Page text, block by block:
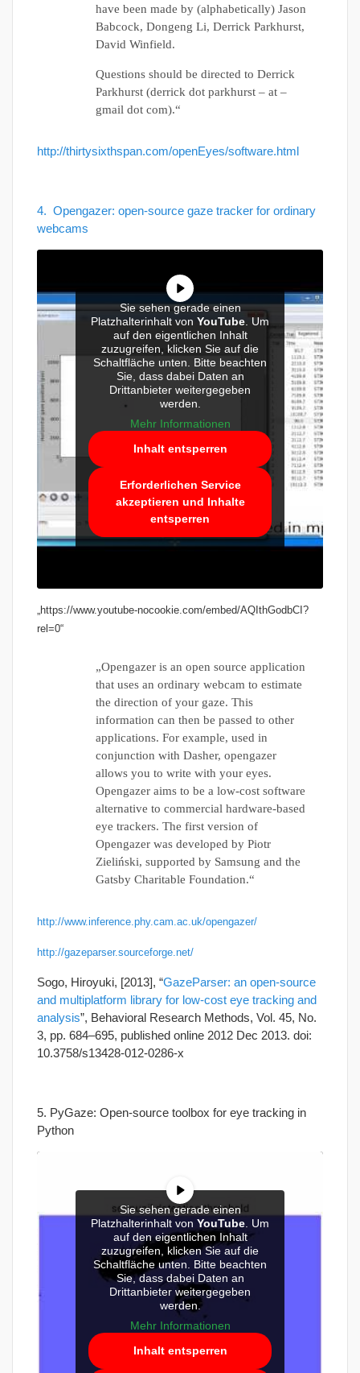
have been made by (alphabetically) Jason
Babcock, Dongeng Li, Derrick Parkhurst,
David Winfield.
Questions should be directed to Derrick
Parkhurst (derrick dot parkhurst – at –
gmail dot com).“
http://thirtysixthspan.com/openEyes/software.html
4. Opengazer: open-source gaze tracker for ordinary
webcams
Sie sehen gerade einen
Platzhalterinhalt von YouTube . Um
auf den eigentlichen Inhalt
zuzugreifen, klicken Sie auf die
Schaltfläche unten. Bitte beachten
Sie, dass dabei Daten an
Drittanbieter weitergegeben
werden.
Mehr Informationen
Inhalt entsperren
Erforderlichen Service
akzeptieren und Inhalte
entsperren
„https://www.youtube-nocookie.com/embed/AQIthGodbCI?
rel=0“
„Opengazer is an open source application
that uses an ordinary webcam to estimate
the direction of your gaze. This
information can then be passed to other
applications. For example, used in
conjunction with Dasher, opengazer
allows you to write with your eyes.
Opengazer aims to be a low-cost software
alternative to commercial hardware-based
eye trackers. The first version of
Opengazer was developed by Piotr
Zieliński, supported by Samsung and the
Gatsby Charitable Foundation.“
http://www.inference.phy.cam.ac.uk/opengazer/
http://gazeparser.sourceforge.net/
Sogo, Hiroyuki, [2013], “GazeParser: an open-source
and multiplatform library for low-cost eye tracking and
analysis”, Behavioral Research Methods, Vol. 45, No.
3, pp. 684–695, published online 2012 Dec 2013. doi:
10.3758/s13428-012-0286-x
5. PyGaze: Open-source toolbox for eye tracking in
Python
Sie sehen gerade einen
Platzhalterinhalt von YouTube . Um
auf den eigentlichen Inhalt
zuzugreifen, klicken Sie auf die
Schaltfläche unten. Bitte beachten
Sie, dass dabei Daten an
Drittanbieter weitergegeben
werden.
Mehr Informationen
Inhalt entsperren